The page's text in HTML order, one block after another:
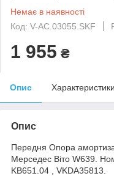
Немає в наявності
Код: V-AC.03055.SKF
1 955 ₴
Опис Характеристики
Опис
Передня Опора
Мерседес Віто W639.
KB651.04 , VKDA35813.